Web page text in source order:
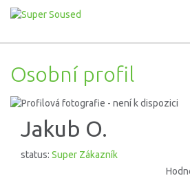
Osobní profil
Jakub O.
status: Super Zákazník